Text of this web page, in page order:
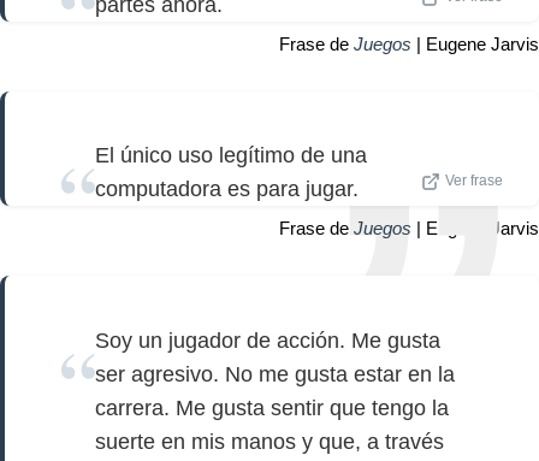
Frase de Juegos | Eugene Jarvis
El único uso legítimo de una
computadora es para jugar.
Ver frase
Frase de Juegos | Eugene Jarvis
Soy un jugador de acción. Me gusta
ser agresivo. No me gusta estar en la
carrera. Me gusta sentir que tengo la
suerte en mis manos y que, a través